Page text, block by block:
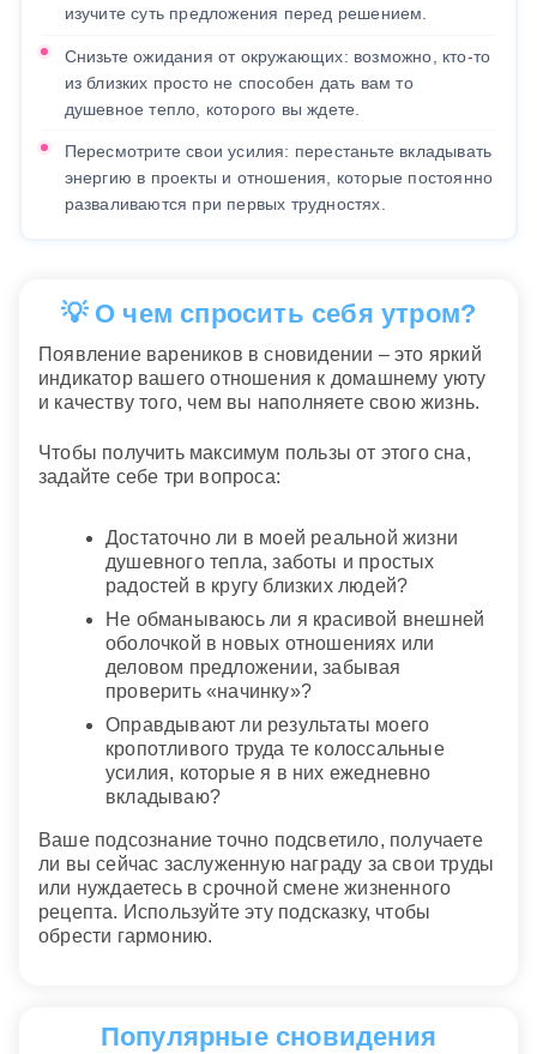
изучите суть предложения перед решением.
Снизьте ожидания от окружающих: возможно, кто-то
из близких просто не способен дать вам то
душевное тепло, которого вы ждете.
Пересмотрите свои усилия: перестаньте вкладывать
энергию в проекты и отношения, которые постоянно
разваливаются при первых трудностях.
💡 О чем спросить себя утром?
Появление вареников в сновидении – это яркий
индикатор вашего отношения к домашнему уюту
и качеству того, чем вы наполняете свою жизнь.
Чтобы получить максимум пользы от этого сна,
задайте себе три вопроса:
Достаточно ли в моей реальной жизни
душевного тепла, заботы и простых
радостей в кругу близких людей?
Не обманываюсь ли я красивой внешней
оболочкой в новых отношениях или
деловом предложении, забывая
проверить «начинку»?
Оправдывают ли результаты моего
кропотливого труда те колоссальные
усилия, которые я в них ежедневно
вкладываю?
Ваше подсознание точно подсветило, получаете
ли вы сейчас заслуженную награду за свои труды
или нуждаетесь в срочной смене жизненного
рецепта. Используйте эту подсказку, чтобы
обрести гармонию.
Популярные сновидения